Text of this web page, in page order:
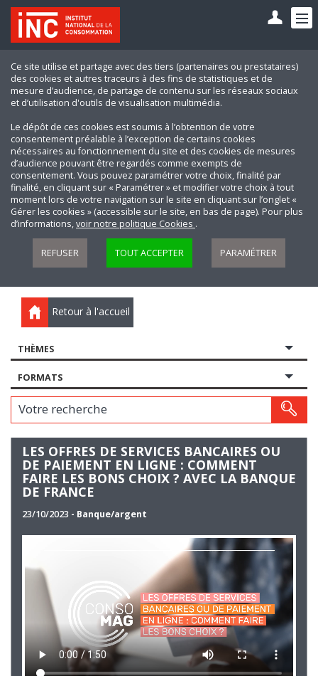
Ce site utilise et partage avec des tiers (partenaires ou prestataires)
des cookies et autres traceurs à des fins de statistiques et de
mesure d’audience, de partage de contenu sur les réseaux sociaux
et d’utilisation d'outils de visualisation multimédia.
Le dépôt de ces cookies est soumis à l’obtention de votre
consentement préalable à l’exception de certains cookies
nécessaires au fonctionnement du site et des cookies de mesures
d’audience pouvant être regardés comme exempts de
consentement. Vous pouvez paramétrer votre choix, finalité par
finalité, en cliquant sur « Paramétrer » et modifier votre choix à tout
moment lors de votre navigation sur le site en cliquant sur l’onglet «
Gérer les cookies » (accessible sur le site, en bas de page). Pour plus
d’informations,voir notre politique Cookies .
REFUSER TOUT ACCEPTER PARAMÉTRER
Retour à l'accueil
THÈMES
FORMATS
Votre recherche
LES OFFRES DE SERVICES BANCAIRES OU
DE PAIEMENT EN LIGNE : COMMENT
FAIRE LES BONS CHOIX ? AVEC LA BANQUE
DE FRANCE
23/10/2023 - Banque/argent